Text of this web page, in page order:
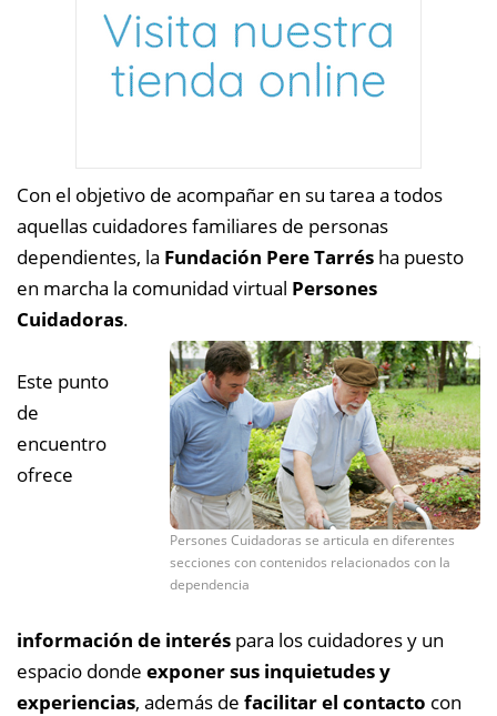
Con el objetivo de acompañar en su tarea a todos
aquellas cuidadores familiares de personas
dependientes, la Fundación Pere Tarrés ha puesto
en marcha la comunidad virtual Persones
Cuidadoras.
Persones Cuidadoras se articula en diferentes
secciones con contenidos relacionados con la
dependencia
Este punto
de
encuentro
ofrece
información de interés para los cuidadores y un
espacio donde exponer sus inquietudes y
experiencias, además de facilitar el contacto con